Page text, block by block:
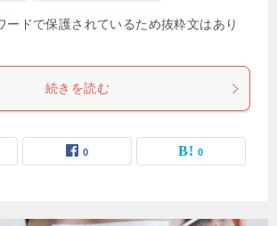
ードで保護されているため抜粋文はあり
続きを読む
0 0